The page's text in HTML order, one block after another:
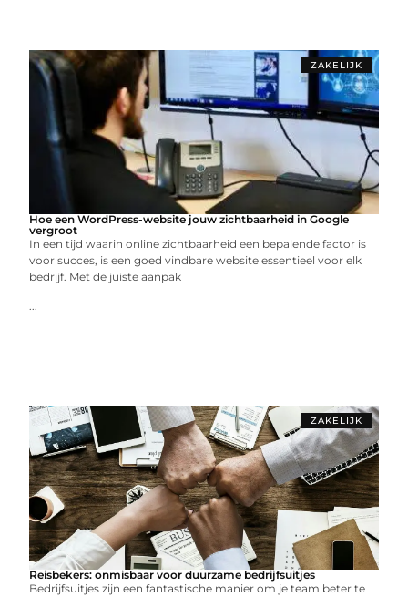
ZAKELIJK
Hoe een WordPress-website jouw zichtbaarheid in Google
vergroot
In een tijd waarin online zichtbaarheid een bepalende factor is
voor succes, is een goed vindbare website essentieel voor elk
bedrijf. Met de juiste aanpak
...
ZAKELIJK
Reisbekers: onmisbaar voor duurzame bedrijfsuitjes
Bedrijfsuitjes zijn een fantastische manier om je team beter te